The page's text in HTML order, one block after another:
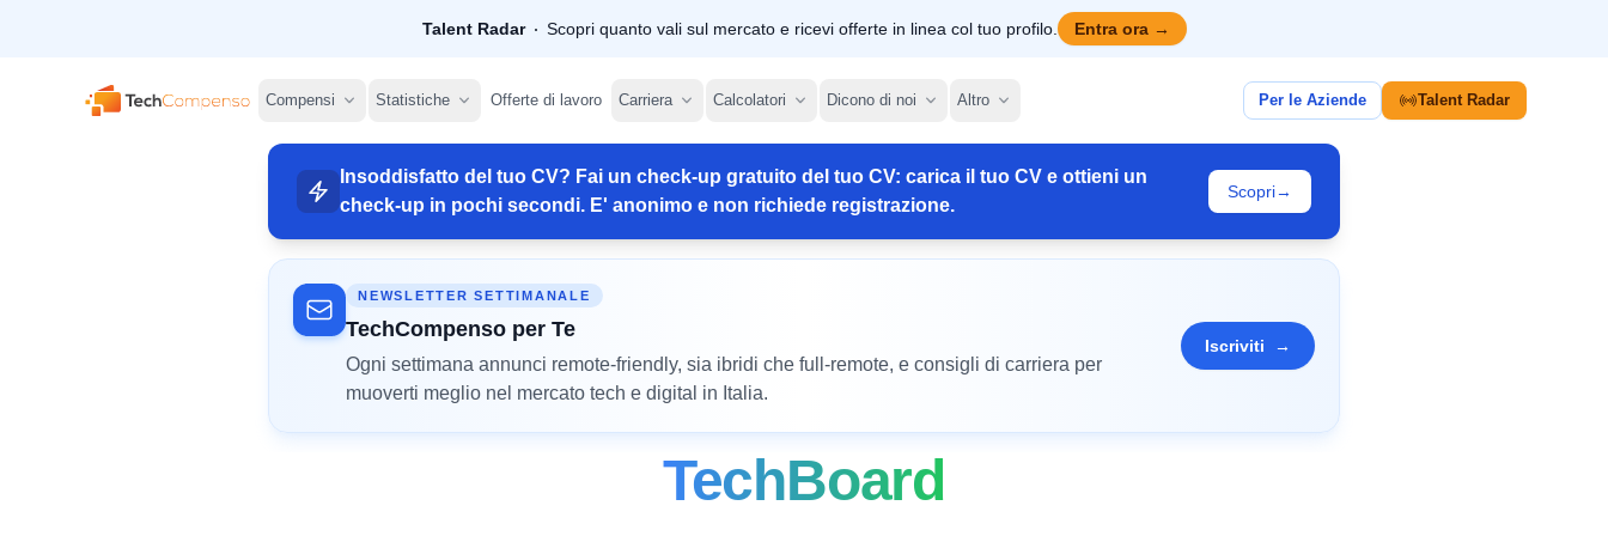
Talent Radar Scopri quanto vali sul mercato e ricevi offerte in linea col tuo profilo. Entra ora →
TechCompenso
Compensi Statistiche Offerte di lavoro Carriera Calcolatori Dicono di noi Altro Per le Aziende Talent Radar
Insoddisfatto del tuo CV? Fai un check-up gratuito del tuo CV: carica il tuo CV e ottieni un
check-up in pochi secondi. E' anonimo e non richiede registrazione.
Scopri→
NEWSLETTER SETTIMANALE
TechCompenso per Te
Ogni settimana annunci remote-friendly, sia ibridi che full-remote, e consigli di carriera per
muoverti meglio nel mercato tech e digital in Italia.
Iscriviti →
TechBoard